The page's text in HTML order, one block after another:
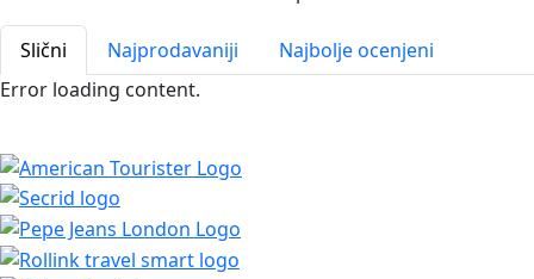
Slični Najprodavaniji
Najbolje ocenjeni
Error loading content.